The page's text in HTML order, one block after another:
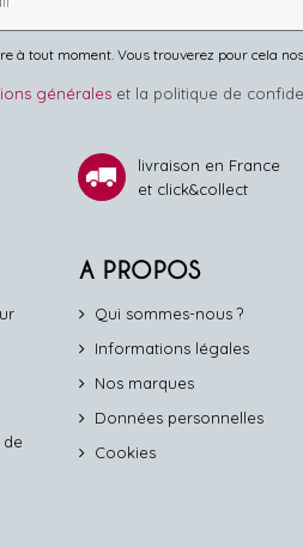
à tout moment. Vous trouverez pour cela
généraleset la politique de
livraison en France
et click&collect
A PROPOS
Qui sommes-nous ?
Informations légales
Nos marques
Données personnelles
Cookies